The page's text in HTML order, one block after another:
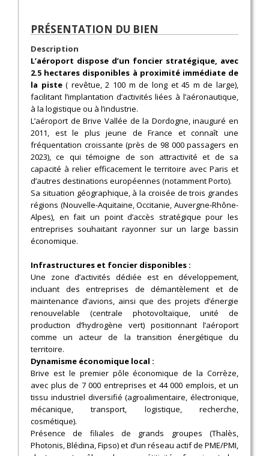
PRÉSENTATION DU BIEN
Description
L’aéroport dispose d’un foncier stratégique, avec
2.5 hectares disponibles à proximité immédiate de
la piste( revêtue, 2 100 m de long et 45 m de large),
facilitant l’implantation d’activités liées à l’aéronautique,
à la logistique ou à l’industrie.
L’aéroport de Brive Vallée de la Dordogne, inauguré en
2011, est le plus jeune de France et connaît une
fréquentation croissante (près de 98 000 passagers en
2023), ce qui témoigne de son attractivité et de sa
capacité à relier efficacement le territoire avec Paris et
d’autres destinations européennes (notamment Porto).
Sa situation géographique, à la croisée de trois grandes
régions (Nouvelle-Aquitaine, Occitanie, Auvergne-Rhône-
Alpes), en fait un point d’accès stratégique pour les
entreprises souhaitant rayonner sur un large bassin
économique.
Infrastructures et foncier disponibles :
Une zone d’activités dédiée est en développement,
incluant des entreprises de démantèlement et de
maintenance d’avions, ainsi que des projets d’énergie
renouvelable (centrale photovoltaïque, unité de
production d’hydrogène vert) positionnant l’aéroport
comme un acteur de la transition énergétique du
territoire.
Dynamisme économique local :
Brive est le premier pôle économique de la Corrèze,
avec plus de 7 000 entreprises et 44 000 emplois, et un
tissu industriel diversifié (agroalimentaire, électronique,
mécanique, transport, logistique, recherche,
cosmétique).
Présence de filiales de grands groupes (Thalès,
Photonis, Blédina, Fipso) et d’un réseau actif de PME/PMI,